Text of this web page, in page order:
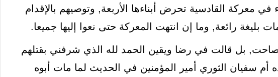
في معركة القادسية تحرض أبناءها الأربعة, وتوصيهم بالإقدام
بليغة رائعة, وما إن انتهت المعركة حتى نعوا إليها جميعا.
صاحت, بل قالت في رضا ويقين الحمد لله الذي شرفني بقتلهم
أم سفيان الثوري أمير المؤمنين في الحديث لما مات أبوه